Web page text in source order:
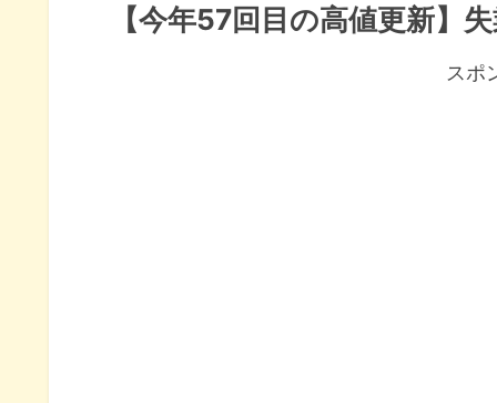
【今年57回目の高値更新】
スポ